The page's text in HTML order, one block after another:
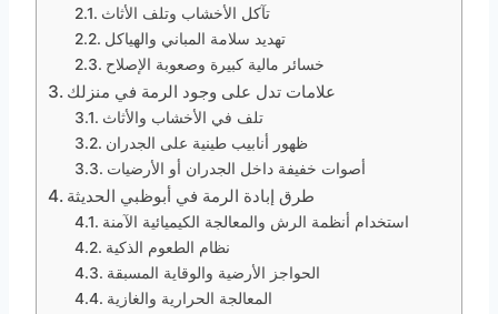
تآكل الأخشاب وتلف الأثاث
تهديد سلامة المباني والهياكل
خسائر مالية كبيرة وصعوبة الإصلاح
علامات تدل على وجود الرمة في منزلك
تلف في الأخشاب والأثاث
ظهور أنابيب طينية على الجدران
أصوات خفيفة داخل الجدران أو الأرضيات
طرق إبادة الرمة في أبوظبي الحديثة
استخدام أنظمة الرش والمعالجة الكيميائية الآمنة
نظام الطعوم الذكية
الحواجز الأرضية والوقاية المسبقة
المعالجة الحرارية والغازية